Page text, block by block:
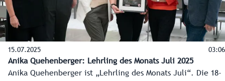
15.07.2025 03:06
Anika Quehenberger: Lehrling des Monats Juli 2025
Anika Quehenberger ist „Lehrling des Monats Juli“. Die 18-